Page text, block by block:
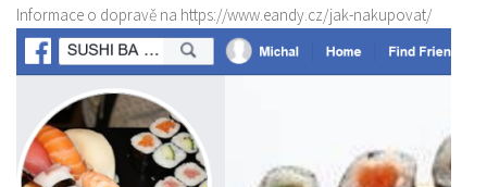
Informace o dopravě na https://www.eandy.cz/jak-nakupovat/